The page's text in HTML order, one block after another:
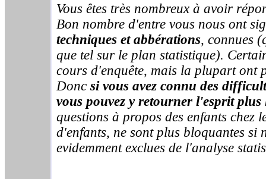
Vous êtes très nombreux à avoir
Bon nombre d'entre vous nous ont
techniques et abbérations, connues
que tel sur le plan statistique).
cours d'enquête, mais la plupart ont
Donc si vous avez connu des
vous pouvez y retourner l'esprit plus
questions à propos des enfants chez
d'enfants, ne sont plus bloquantes si
evidemment exclues de l'analyse